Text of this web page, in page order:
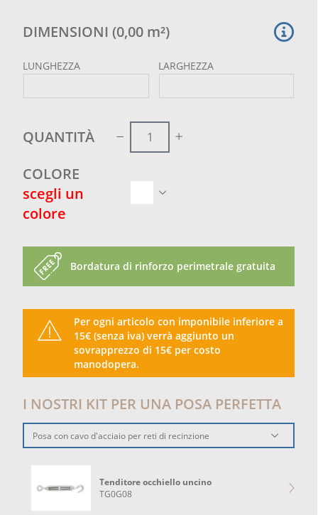
DIMENSIONI (0,00 m²)
LUNGHEZZA LARGHEZZA
QUANTITÀ
COLORE
scegli un
colore
Bordatura di rinforzo perimetrale gratuita
Per ogni articolo con imponibile inferiore a
15€ (senza iva) verrà aggiunto un
sovrapprezzo di 15€ per costo
manodopera.
I NOSTRI KIT PER UNA POSA PERFETTA
Posa con cavo d'acciaio per reti di recinzione
Tenditore occhiello uncino
TG0G08